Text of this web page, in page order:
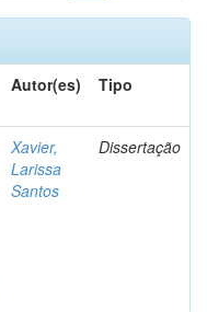
Autor(es) Tipo
Xavier,
Larissa
Santos
Dissertação